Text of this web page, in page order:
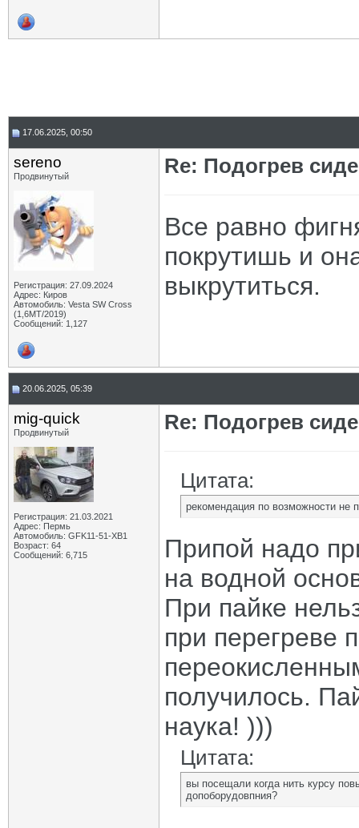
17.06.2025, 00:50
sereno
Продвинутый
Регистрация: 27.09.2024
Адрес: Киров
Автомобиль: Vesta SW Cross
(1,6МТ/2019)
Сообщений: 1,127
Re: Подогрев
Все равно
покрутишь и
выкрутиться.
20.06.2025, 05:39
mig-quick
Продвинутый
Регистрация: 21.03.2021
Адрес: Пермь
Автомобиль: GFK11-51-ХВ1
Возраст: 64
Сообщений: 6,715
Re: Подогрев
Цитата:
рекомендация по возможности не
Припой надо
на водной
При пайке
при перегреве
получилось.
наука! )))
Цитата:
вы посещали когда нить курсу
допоборудовпния?